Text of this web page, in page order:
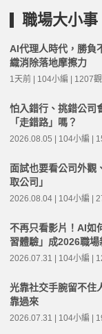
職場大小事
AI代理人時代，勝負
織消除落地摩擦力
1天前 | 104小編 | 1207
怕入錯行、挑錯公司
「走錯路」嗎？
2026.08.05 | 104小編 |
面試也要看公司外觀
取公司」
2026.08.04 | 104小編 |
不再只看影片！AI如
習體驗」成2026職場
2026.07.31 | 104小編 |
光靠社交手腕留不住
靠過來
2026.07.31 | 104小編 |